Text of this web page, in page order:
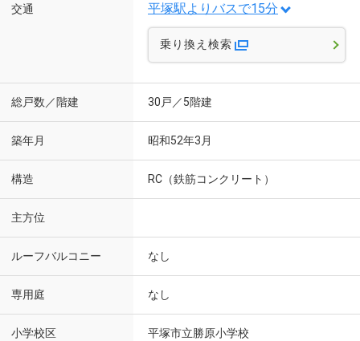
交通 平塚駅よりバスで15分
乗り換え検索
総戸数／階建 30戸／5階建
築年月 昭和52年3月
構造 RC（鉄筋コンクリート）
主方位
ルーフバルコニー なし
専用庭 なし
小学校区 平塚市立勝原小学校